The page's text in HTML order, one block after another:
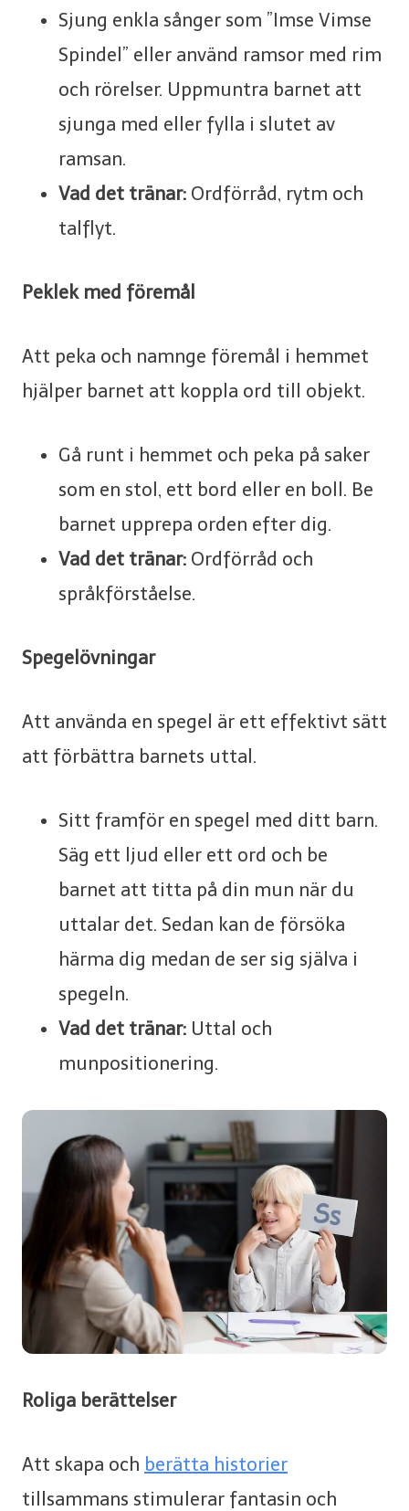
Sjung enkla sånger som ”Imse Vimse
Spindel” eller använd ramsor med rim
och rörelser. Uppmuntra barnet att
sjunga med eller fylla i slutet av
ramsan.
Vad det tränar: Ordförråd, rytm och
talflyt.
Peklek med föremål
Att peka och namnge föremål i hemmet
hjälper barnet att koppla ord till objekt.
Gå runt i hemmet och peka på saker
som en stol, ett bord eller en boll. Be
barnet upprepa orden efter dig.
Vad det tränar: Ordförråd och
språkförståelse.
Spegelövningar
Att använda en spegel är ett effektivt sätt
att förbättra barnets uttal.
Sitt framför en spegel med ditt barn.
Säg ett ljud eller ett ord och be
barnet att titta på din mun när du
uttalar det. Sedan kan de försöka
härma dig medan de ser sig själva i
spegeln.
Vad det tränar: Uttal och
munpositionering.
Roliga berättelser
Att skapa och berätta historier
tillsammans stimulerar fantasin och